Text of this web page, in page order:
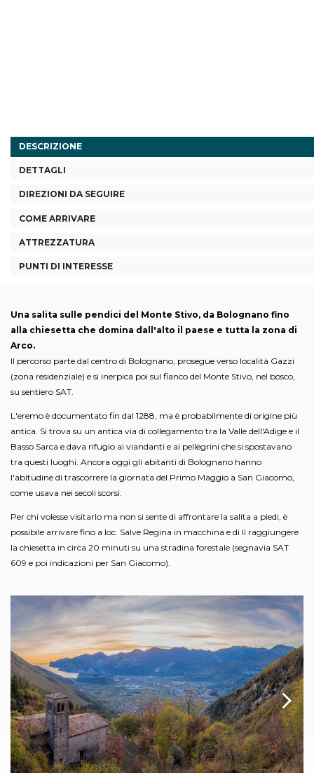
DESCRIZIONE
DETTAGLI
DIREZIONI DA SEGUIRE
COME ARRIVARE
ATTREZZATURA
PUNTI DI INTERESSE
Una salita sulle pendici del Monte Stivo, da Bolognano fino
alla chiesetta che domina dall'alto il paese e tutta la zona di
Arco.
Il percorso parte dal centro di Bolognano, prosegue verso località Gazzi
(zona residenziale) e si inerpica poi sul fianco del Monte Stivo, nel bosco,
su sentiero SAT.
L'eremo è documentato fin dal 1288, ma è probabilmente di origine più
antica. Si trova su un antica via di collegamento tra la Valle dell'Adige e il
Basso Sarca e dava rifugio ai viandanti e ai pellegrini che si spostavano
tra questi luoghi. Ancora oggi gli abitanti di Bolognano hanno
l'abitudine di trascorrere la giornata del Primo Maggio a San Giacomo,
come usava nei secoli scorsi.
Per chi volesse visitarlo ma non si sente di affrontare la salita a piedi, è
possibile arrivare fino a loc. Salve Regina in macchina e di lì raggiungere
la chiesetta in circa 20 minuti su una stradina forestale (segnavia SAT
609 e poi indicazioni per San Giacomo).